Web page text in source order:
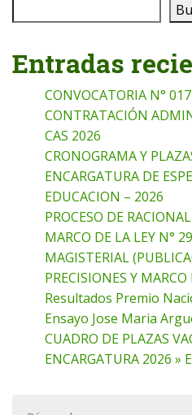
Entradas
CONVOCATORIA N°
CONTRATACIÓN
CAS 2026
CRONOGRAMA Y
ENCARGATURA DE
EDUCACION – 2026
PROCESO DE
MARCO DE LA LEY N°
MAGISTERIAL
PRECISIONES Y
Resultados Premio
Ensayo Jose Maria
CUADRO DE PLAZAS
ENCARGATURA 2026 »